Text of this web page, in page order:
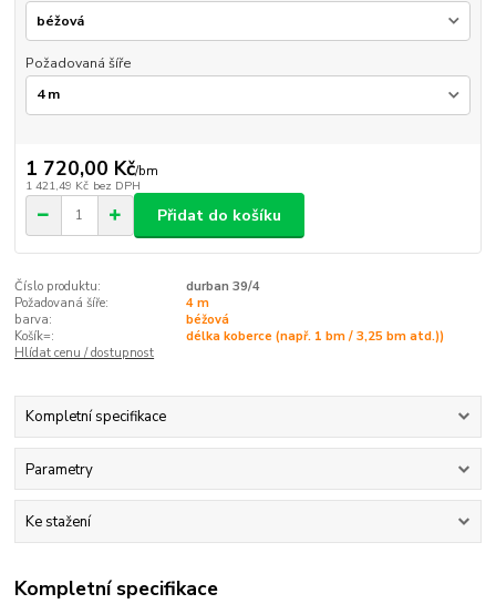
Požadovaná šíře
1 720,00 Kč/bm
1 421,49 Kč bez DPH
Přidat do košíku
Číslo produktu:
durban 39/4
Požadovaná šíře:
4 m
barva:
béžová
Košík=:
délka koberce (např. 1 bm / 3,25 bm atd.))
Hlídat cenu / dostupnost
Kompletní specifikace
Parametry
Ke stažení
Kompletní specifikace